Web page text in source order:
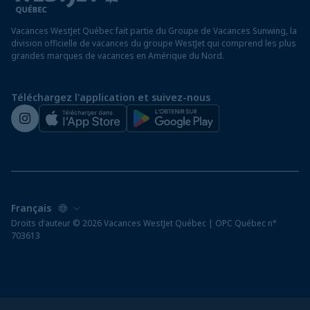
Hôtels à Saint-Martin
Exigences d’entrée à destination
Assurez vos vacances
Voyager depuis un aéroport hors Québec
Salle de presse de WestJet
Vacances WestJet Québec fait partie du Groupe de Vacances Sunwing, la
division officielle de vacances du groupe WestJet qui comprend les plus
grandes marques de vacances en Amérique du Nord.
Téléchargez l'application et suivez-nous
Droits d‘auteur © 2026 Vacances WestJet Québec | OPC Québec n°
703613